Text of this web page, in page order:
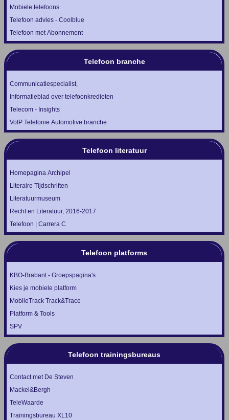
Mobiele telefoons
Telefoon advies - Coolblue
Telefoon met Abonnement
Telefoon branche
Communicatiespecialist,
Informatieblad over telefoonkredieten
Telecom - Insights
VoIP Telefonie Automotive branche
Telefoon literatuur
Homepagina Archipel
Literaire Tijdschriften
Literatuurmuseum
Recht en Literatuur, 2016-2017
Telefoon | Carrera C
Telefoon platforms
KBO-Brabant - Groepspagina's
Kies je mobiele platform
MobileTrack Track&Trace
Platform & Tools
SPV
Telefoon trainingsbureaus
Contact met De Steven
Mackel&Bergh
TeleWaarde
Trainingsbureau XL10